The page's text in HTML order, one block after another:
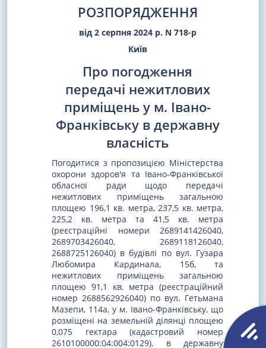
РОЗПОРЯДЖЕННЯ
від 2 серпня 2024 р. N 718-р
Київ
Про погодження
передачі нежитлових
приміщень у м. Івано-
Франківську в державну
власність
Погодитися з пропозицією Міністерства
охорони здоров'я та Івано-Франківської
обласної ради щодо передачі
нежитлових приміщень загальною
площею 196,1 кв. метра, 237,5 кв. метра,
225,2 кв. метра та 41,5 кв. метра
(реєстраційні номери 2689141426040,
2689703426040, 2689118126040,
2688725126040) в будівлі по вул. Гузара
Любомира Кардинала, 15б, та
нежитлових приміщень загальною
площею 91,1 кв. метра (реєстраційний
номер 2688562926040) по вул. Гетьмана
Мазепи, 114а, у м. Івано-Франківську, що
розміщені на земельній ділянці площею
0,075 гектара (кадастровий номер
2610100000:04:004:0129), в державну